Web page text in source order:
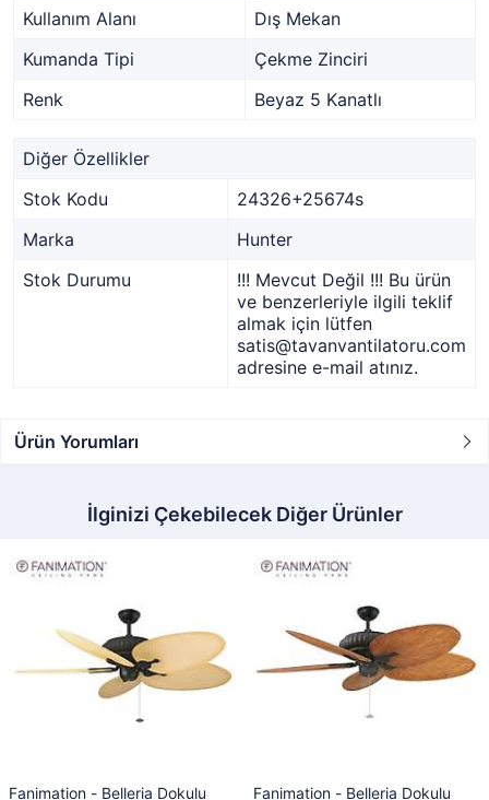
Kullanım Alanı
Dış Mekan
Kumanda Tipi
Çekme Zinciri
Renk
Beyaz 5 Kanatlı
Diğer Özellikler
Stok Kodu
24326+25674s
Marka
Hunter
Stok Durumu
!!! Mevcut Değil !!! Bu ürün
ve benzerleriyle ilgili teklif
almak için lütfen
satis@tavanvantilatoru.com
adresine e-mail atınız.
Ürün Yorumları
İlginizi Çekebilecek Diğer Ürünler
Fanimation - Belleria Dokulu Fanimation - Belleria Dokulu